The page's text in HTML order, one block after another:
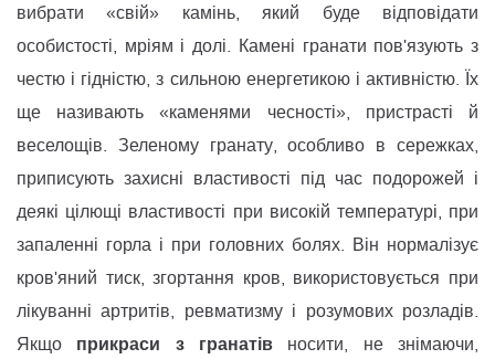
вибрати «свій» камінь, який буде відповідати
особистості, мріям і долі. Камені гранати пов'язують з
честю і гідністю, з сильною енергетикою і активністю. Їх
ще називають «каменями чесності», пристрасті й
веселощів. Зеленому гранату, особливо в сережках,
приписують захисні властивості під час подорожей і
деякі цілющі властивості при високій температурі, при
запаленні горла і при головних болях. Він нормалізує
кров'яний тиск, згортання кров, використовується при
лікуванні артритів, ревматизму і розумових розладів.
Якщо прикраси з гранатів носити, не знімаючи,